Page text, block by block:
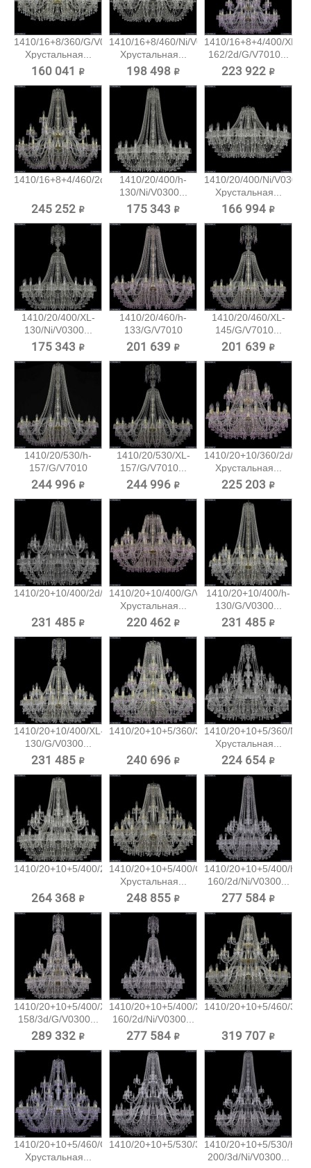
1410/16+8/360/G/V0300
Хрустальная...
160 041 ₽
1410/16+8/460/Ni/V0300
Хрустальная...
198 498 ₽
1410/16+8+4/400/XL-
162/2d/G/V7010...
223 922 ₽
1410/16+8+4/460/2d/G/V7010...
245 252 ₽
1410/20/400/h-
130/Ni/V0300...
175 343 ₽
1410/20/400/Ni/V0300
Хрустальная...
166 994 ₽
1410/20/400/XL-
130/Ni/V0300...
175 343 ₽
1410/20/460/h-
133/G/V7010
Хрустальная...
201 639 ₽
1410/20/460/XL-
145/G/V7010...
201 639 ₽
1410/20/530/h-
157/G/V7010
Хрустальная...
244 996 ₽
1410/20/530/XL-
157/G/V7010...
244 996 ₽
1410/20+10/360/2d/G/
Хрустальная...
225 203 ₽
1410/20+10/400/2d/Ni/V0300...
231 485 ₽
1410/20+10/400/G/V7010
Хрустальная...
220 462 ₽
1410/20+10/400/h-
130/G/V0300...
231 485 ₽
1410/20+10/400/XL-
130/G/V0300...
231 485 ₽
1410/20+10+5/360/3d/G/V7010...
240 696 ₽
1410/20+10+5/360/Ni/
Хрустальная...
224 654 ₽
1410/20+10+5/400/2d/Ni/V0300...
264 368 ₽
1410/20+10+5/400/G/V0300
Хрустальная...
248 855 ₽
1410/20+10+5/400/h-
160/2d/Ni/V0300...
277 584 ₽
1410/20+10+5/400/XL-
158/3d/G/V0300...
289 332 ₽
1410/20+10+5/400/XL-
160/2d/Ni/V0300...
277 584 ₽
1410/20+10+5/460/3d/
319 707 ₽
1410/20+10+5/460/G/V7010
Хрустальная...
1410/20+10+5/530/3d/Ni/V0300...
1410/20+10+5/530/h-
200/3d/Ni/V0300...